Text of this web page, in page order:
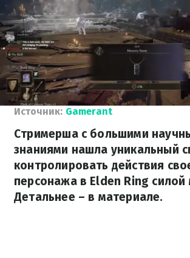
Источник: Gamerant
Стримерша с большими
знаниями нашла уникальный
контролировать действия
персонажа в Elden Ring силой
Детальнее – в материале.